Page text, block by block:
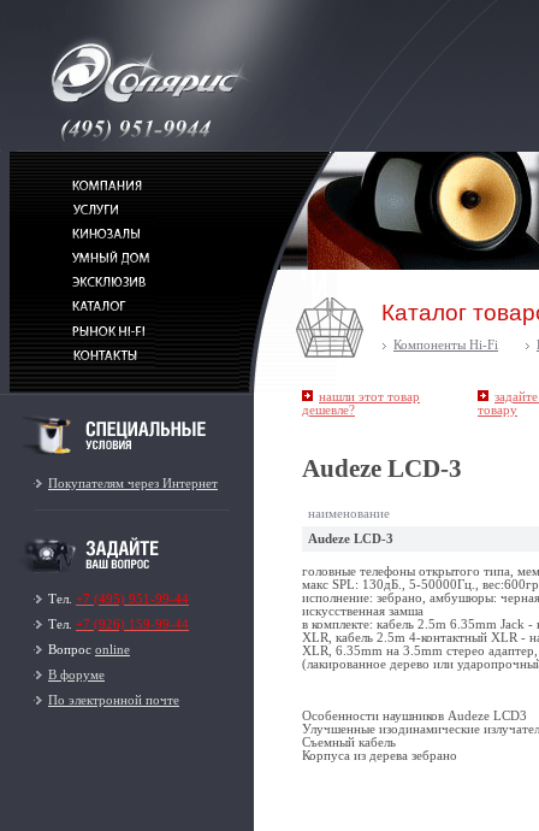
Покупателям через Интернет
Тел. +7 (495) 951-99-44
Тел. +7 (926) 159-99-44
Вопрос online
В форуме
По электронной почте
Каталог
Компоненты Hi-Fi
нашли этот товар
дешевле?
товару
Audeze LCD-3
наименование
Audeze LCD-3
головные телефоны открытого типа,
макс SPL: 130дБ., 5-50000Гц.,
исполнение: зебрано, амбушюры:
искусственная замша
в комплекте: кабель 2.5m 6.35mm Jack
XLR, кабель 2.5m 4-контактный XLR -
XLR, 6.35mm на 3.5mm стерео адаптер,
(лакированное дерево или
Особенности наушников Audeze LCD3
Улучшенные изодинамические
Съемный кабель
Корпуса из дерева зебрано